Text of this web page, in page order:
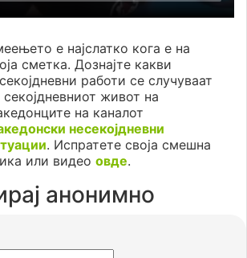
е најслатко кога е на
сметка. Дознајте какви
работи се случуваат
секојдневниот живот на
на каналот
несекојдневни
. Испратете своја смешна
или видео овде.
анонимно